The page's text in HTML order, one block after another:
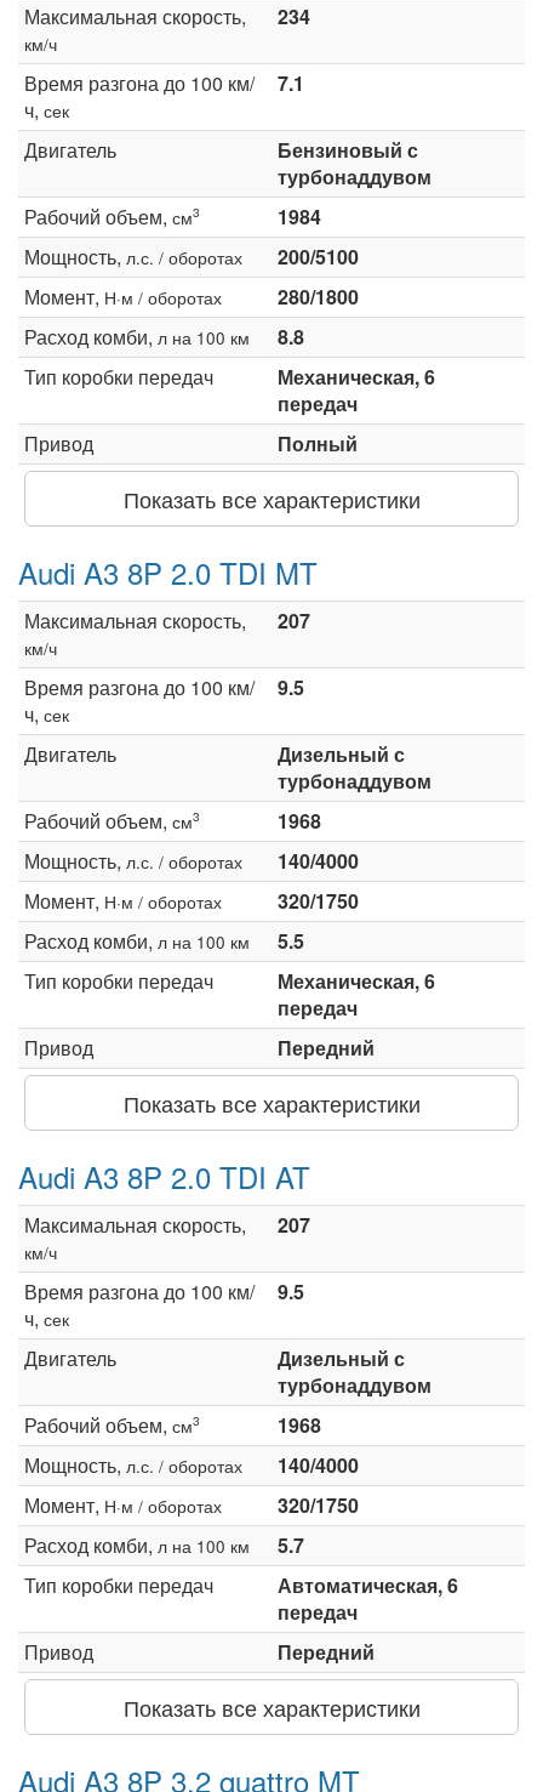
Максимальная скорость,
км/ч
234
Время разгона до 100 км/
ч, сек
7.1
Двигатель
Бензиновый с
турбонаддувом
Рабочий объем, см3
1984
Мощность, л.с. / оборотах
200/5100
Момент, Н·м / оборотах
280/1800
Расход комби, л на 100 км
8.8
Тип коробки передач
Механическая, 6
передач
Привод
Полный
Показать все характеристики
Audi A3 8P 2.0 TDI MT
Максимальная скорость,
км/ч
207
Время разгона до 100 км/
ч, сек
9.5
Двигатель
Дизельный с
турбонаддувом
Рабочий объем, см3
1968
Мощность, л.с. / оборотах
140/4000
Момент, Н·м / оборотах
320/1750
Расход комби, л на 100 км
5.5
Тип коробки передач
Механическая, 6
передач
Привод
Передний
Показать все характеристики
Audi A3 8P 2.0 TDI AT
Максимальная скорость,
км/ч
207
Время разгона до 100 км/
ч, сек
9.5
Двигатель
Дизельный с
турбонаддувом
Рабочий объем, см3
1968
Мощность, л.с. / оборотах
140/4000
Момент, Н·м / оборотах
320/1750
Расход комби, л на 100 км
5.7
Тип коробки передач
Автоматическая, 6
передач
Привод
Передний
Показать все характеристики
Audi A3 8P 3.2 quattro MT